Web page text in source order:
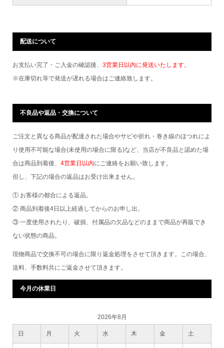
配送について
お支払い完了・ご入金の確認後、 3営業日以内に発送いたします。
※在庫切れ等で発送が遅れる場合はご連絡致します。
不良品や返品・交換について
ご注文と異なる商品が配達された場合やサビや折れ・巻き線のほつれによ
り使用不可能な場合(未使用の場合に限る)など、当店が不良品と認めた場
合は商品到着後、 4営業日以内にご連絡をお願い致します。
但し、下記の場合の返品はお受け出来ません。
① お客様の都合による返品。
② 商品到着後4日以上経過してからのお申し出。
③ 一度使用されたり、破損、付属品の欠品などのままで商品が再販でき
ない状態の商品。
現物商品で交換不可の場合に限り返金処理をさせて頂きます。この場合、
送料、手数料共にご返金させて頂きます。
今月の休業日
2026年8月
日 月 火 水 木 金 土